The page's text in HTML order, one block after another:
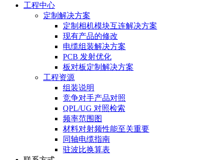
工程中心
定制解决方案
定制相机模块互连解决方案
现有产品的修改
电缆组装解决方案
PCB 发射优化
板对板定制解决方案
工程资源
组装说明
竞争对手产品对照
QPL/UG 对照检索
频率范围图
材料对射频性能至关重要
同轴电缆指南
驻波比换算表